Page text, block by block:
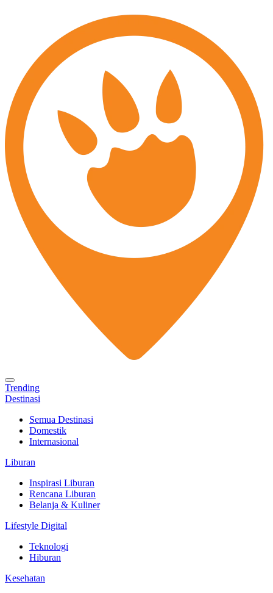
Trending
Destinasi
Semua Destinasi
Domestik
Internasional
Liburan
Inspirasi Liburan
Rencana Liburan
Belanja & Kuliner
Lifestyle Digital
Teknologi
Hiburan
Kesehatan